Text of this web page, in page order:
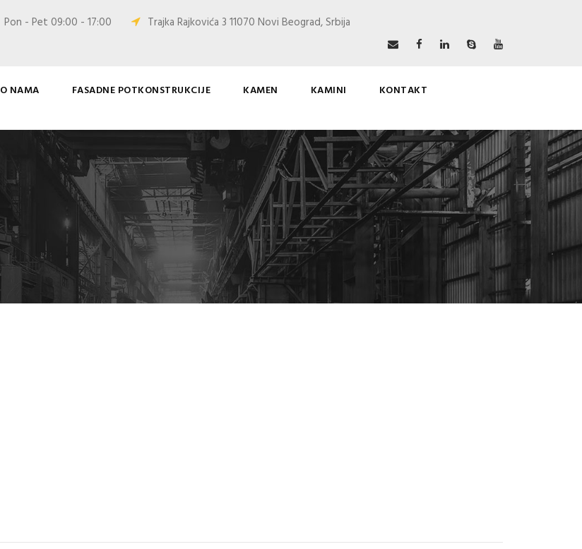
Pon - Pet 09:00 - 17:00 Trajka Rajkovića 3 11070 Novi Beograd, Srbija
O NAMA FASADNE POTKONSTRUKCIJE KAMEN KAMINI KONTAKT